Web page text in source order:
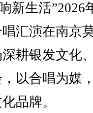
新生活”2026
汇演在南京
耕银发文化
以合唱为媒
品牌。